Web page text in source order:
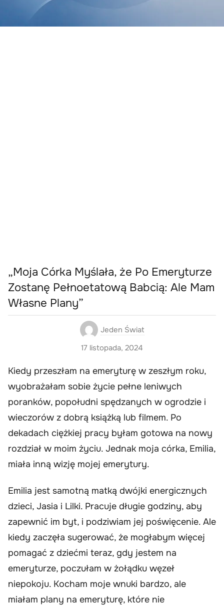
„Moja Córka Myślała, że Po Emeryturze
Zostanę Pełnoetatową Babcią: Ale Mam
Własne Plany”
Jeden Świat
17 listopada, 2024
Kiedy przeszłam na emeryturę w zeszłym roku,
wyobrażałam sobie życie pełne leniwych
poranków, popołudni spędzanych w ogrodzie i
wieczorów z dobrą książką lub filmem. Po
dekadach ciężkiej pracy byłam gotowa na nowy
rozdział w moim życiu. Jednak moja córka, Emilia,
miała inną wizję mojej emerytury.
Emilia jest samotną matką dwójki energicznych
dzieci, Jasia i Lilki. Pracuje długie godziny, aby
zapewnić im byt, i podziwiam jej poświęcenie. Ale
kiedy zaczęła sugerować, że mogłabym więcej
pomagać z dziećmi teraz, gdy jestem na
emeryturze, poczułam w żołądku węzeł
niepokoju. Kocham moje wnuki bardzo, ale
miałam plany na emeryturę, które nie